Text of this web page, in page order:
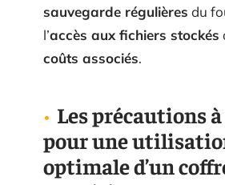
sauvegarde régulières du
l’accès aux fichiers stockés
coûts associés.
Les précautions
pour une
optimale d’un